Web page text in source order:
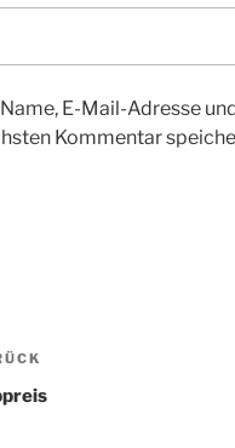
Name, E-Mail-Adresse
Kommentar